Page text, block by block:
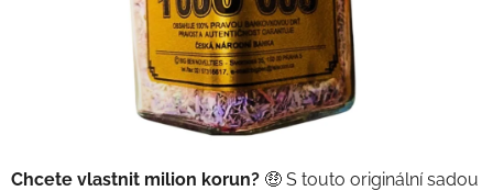
Chcete vlastnit milion korun? 🤑 S touto originální sadou